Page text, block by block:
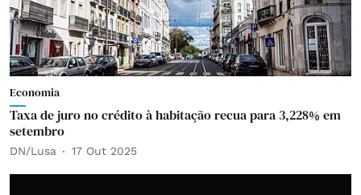
Economia
Taxa de juro no crédito à habitação recua para 3,228% em
setembro
DN/Lusa 17 Out 2025